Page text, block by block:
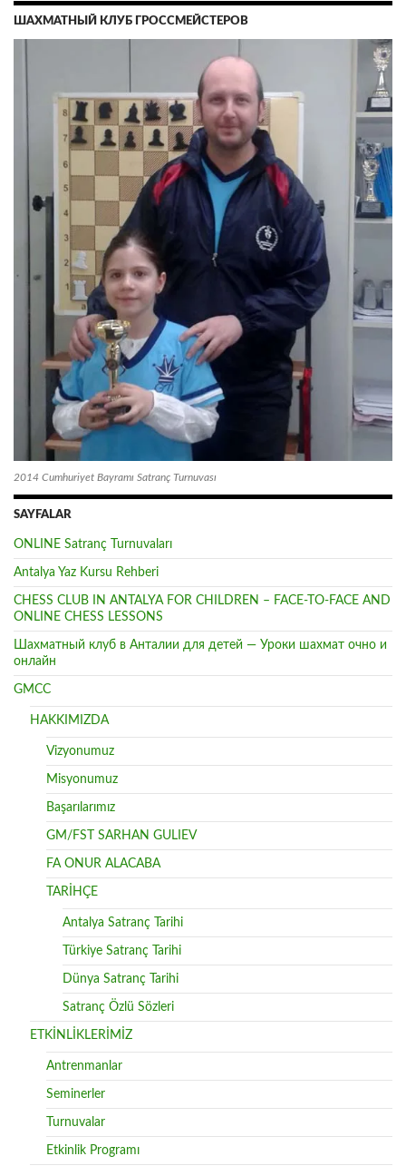
ШАХМАТНЫЙ КЛУБ ГРОССМЕЙСТЕРОВ
2014 Cumhuriyet Bayramı Satranç Turnuvası
SAYFALAR
ONLINE Satranç Turnuvaları
Antalya Yaz Kursu Rehberi
CHESS CLUB IN ANTALYA FOR CHILDREN – FACE-TO-FACE AND
ONLINE CHESS LESSONS
Шахматный клуб в Анталии для детей — Уроки шахмат очно и
онлайн
GMCC
HAKKIMIZDA
Vizyonumuz
Misyonumuz
Başarılarımız
GM/FST SARHAN GULIEV
FA ONUR ALACABA
TARİHÇE
Antalya Satranç Tarihi
Türkiye Satranç Tarihi
Dünya Satranç Tarihi
Satranç Özlü Sözleri
ETKİNLİKLERİMİZ
Antrenmanlar
Seminerler
Turnuvalar
Etkinlik Programı